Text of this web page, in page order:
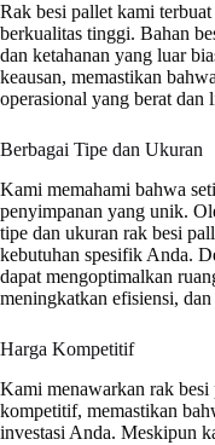
Rak besi pallet kami
berkualitas tinggi. Bahan
dan ketahanan yang luar
keausan, memastikan
operasional yang berat dan
Berbagai Tipe dan Ukuran
Kami memahami bahwa
penyimpanan yang unik.
tipe dan ukuran rak besi
kebutuhan spesifik Anda.
dapat mengoptimalkan
meningkatkan efisiensi,
Harga Kompetitif
Kami menawarkan rak besi
kompetitif, memastikan
investasi Anda. Meskipun